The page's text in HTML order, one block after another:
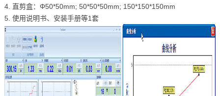
4. 直剪盒：Φ50*50mm; 50*50*50mm; 150*150*150mm
5. 使用说明书、安装手册等1套